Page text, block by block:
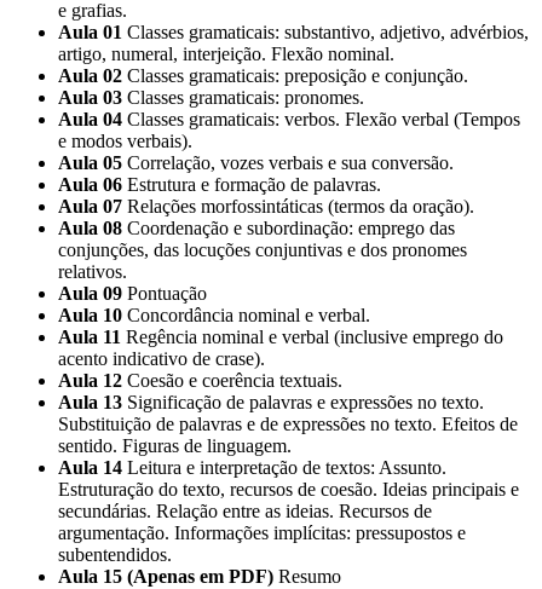
e grafias.
Aula 01 Classes gramaticais: substantivo, adjetivo, advérbios,
artigo, numeral, interjeição. Flexão nominal.
Aula 02 Classes gramaticais: preposição e conjunção.
Aula 03 Classes gramaticais: pronomes.
Aula 04 Classes gramaticais: verbos. Flexão verbal (Tempos
e modos verbais).
Aula 05 Correlação, vozes verbais e sua conversão.
Aula 06 Estrutura e formação de palavras.
Aula 07 Relações morfossintáticas (termos da oração).
Aula 08 Coordenação e subordinação: emprego das
conjunções, das locuções conjuntivas e dos pronomes
relativos.
Aula 09 Pontuação
Aula 10 Concordância nominal e verbal.
Aula 11 Regência nominal e verbal (inclusive emprego do
acento indicativo de crase).
Aula 12 Coesão e coerência textuais.
Aula 13 Significação de palavras e expressões no texto.
Substituição de palavras e de expressões no texto. Efeitos de
sentido. Figuras de linguagem.
Aula 14 Leitura e interpretação de textos: Assunto.
Estruturação do texto, recursos de coesão. Ideias principais e
secundárias. Relação entre as ideias. Recursos de
argumentação. Informações implícitas: pressupostos e
subentendidos.
Aula 15 (Apenas em PDF) Resumo